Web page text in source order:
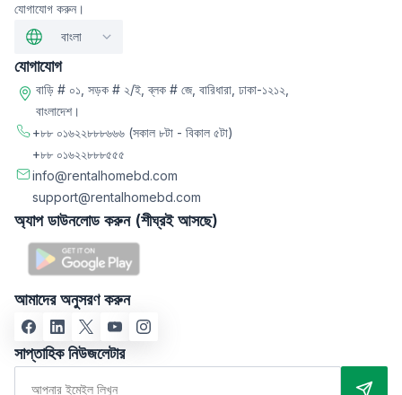
যোগাযোগ করুন।
বাংলা
যোগাযোগ
বাড়ি # ০১, সড়ক # ২/ই, ব্লক # জে, বারিধারা, ঢাকা-১২১২,
বাংলাদেশ।
+৮৮ ০১৬২২৮৮৮৬৬৬ (সকাল ৮টা - বিকাল ৫টা)
+৮৮ ০১৬২২৮৮৮৫৫৫
info@rentalhomebd.com
support@rentalhomebd.com
অ্যাপ ডাউনলোড করুন (শীঘ্রই আসছে)
আমাদের অনুসরণ করুন
সাপ্তাহিক নিউজলেটার